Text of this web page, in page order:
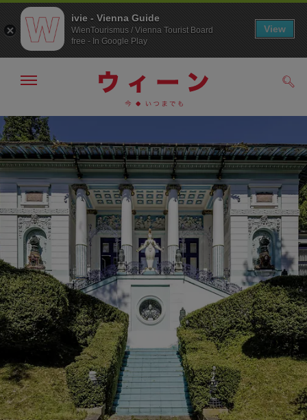
メ
ニ
ュ
ー
へ
こ
の
ペ
ー
ジ
ッ
プ
メ
ー
の
表
示・
表
示
ivie - Vienna Guide
WienTourismus / Vienna Tourist Board
free - In Google Play
View